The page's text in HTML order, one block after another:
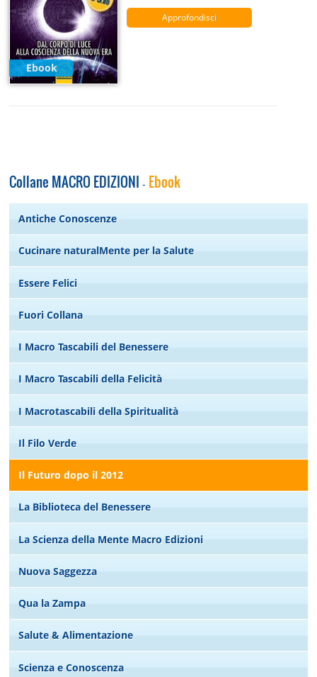
Ebook
Approfondisci
Collane MACRO EDIZIONI - Ebook
Antiche Conoscenze
Cucinare naturalMente per la Salute
Essere Felici
Fuori Collana
I Macro Tascabili del Benessere
I Macro Tascabili della Felicità
I Macrotascabili della Spiritualità
Il Filo Verde
Il Futuro dopo il 2012
La Biblioteca del Benessere
La Scienza della Mente Macro Edizioni
Nuova Saggezza
Qua la Zampa
Salute & Alimentazione
Scienza e Conoscenza